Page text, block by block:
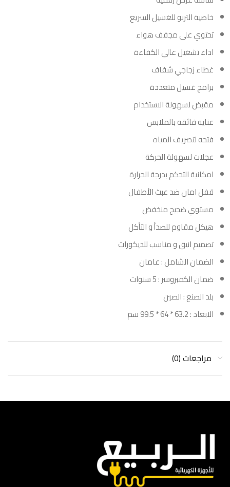
خاصية التربو للغسيل السريع
تحتوي على مجفف هواء
اداء تشغيل عالي الكفاءة
غطاء زجاجي شفاف
برامج غسيل متعددة
مقبض لسهولة الاستخدام
عنايه فائقه بالملابس
فتحه لتصريف المياه
عجلات لسهولة الحركة
امكانية التحكم بدرجة الحرارة
قفل امان ضد عبث الأطفال
مستوي ضجيج منخفض
هيكل مقاوم للصدأ و التأكل
تصميم انيق و مناسب للديكورات
الضمان الشامل : عامان
ضمان الكمبروسر : 5 سنوات
بلد الصنع : الصين
الابعاد : 63.2 * 64 * 99.5 سم
مراجعات (0)